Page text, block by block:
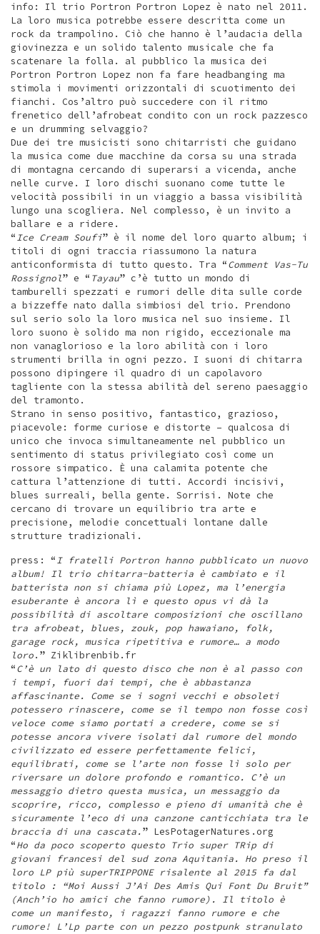
info: Il trio Portron Portron Lopez è nato nel 2011.
La loro musica potrebbe essere descritta come un
rock da trampolino. Ciò che hanno è l’audacia della
giovinezza e un solido talento musicale che fa
scatenare la folla. al pubblico la musica dei
Portron Portron Lopez non fa fare headbanging ma
stimola i movimenti orizzontali di scuotimento dei
fianchi. Cos’altro può succedere con il ritmo
frenetico dell’afrobeat condito con un rock pazzesco
e un drumming selvaggio?
Due dei tre musicisti sono chitarristi che guidano
la musica come due macchine da corsa su una strada
di montagna cercando di superarsi a vicenda, anche
nelle curve. I loro dischi suonano come tutte le
velocità possibili in un viaggio a bassa visibilità
lungo una scogliera. Nel complesso, è un invito a
ballare e a ridere.
“Ice Cream Soufi” è il nome del loro quarto album; i
titoli di ogni traccia riassumono la natura
anticonformista di tutto questo. Tra “Comment Vas-Tu
Rossignol” e “ Tayau” c’è tutto un mondo di
tamburelli spezzati e rumori delle dita sulle corde
a bizzeffe nato dalla simbiosi del trio. Prendono
sul serio solo la loro musica nel suo insieme. Il
loro suono è solido ma non rigido, eccezionale ma
non vanaglorioso e la loro abilità con i loro
strumenti brilla in ogni pezzo. I suoni di chitarra
possono dipingere il quadro di un capolavoro
tagliente con la stessa abilità del sereno paesaggio
del tramonto.
Strano in senso positivo, fantastico, grazioso,
piacevole: forme curiose e distorte – qualcosa di
unico che invoca simultaneamente nel pubblico un
sentimento di status privilegiato così come un
rossore simpatico. È una calamita potente che
cattura l’attenzione di tutti. Accordi incisivi,
blues surreali, bella gente. Sorrisi. Note che
cercano di trovare un equilibrio tra arte e
precisione, melodie concettuali lontane dalle
strutture tradizionali.
press: “I fratelli Portron hanno pubblicato un nuovo
album! Il trio chitarra-batteria è cambiato e il
batterista non si chiama più Lopez, ma l’energia
esuberante è ancora lì e questo opus vi dà la
possibilità di ascoltare composizioni che oscillano
tra afrobeat, blues, zouk, pop hawaiano, folk,
garage rock, musica ripetitiva e rumore… a modo
loro.” Ziklibrenbib.fr
“C’è un lato di questo disco che non è al passo con
i tempi, fuori dai tempi, che è abbastanza
affascinante. Come se i sogni vecchi e obsoleti
potessero rinascere, come se il tempo non fosse così
veloce come siamo portati a credere, come se si
potesse ancora vivere isolati dal rumore del mondo
civilizzato ed essere perfettamente felici,
equilibrati, come se l’arte non fosse lì solo per
riversare un dolore profondo e romantico. C’è un
messaggio dietro questa musica, un messaggio da
scoprire, ricco, complesso e pieno di umanità che è
sicuramente l’eco di una canzone canticchiata tra le
braccia di una cascata.” LesPotagerNatures.org
“Ho da poco scoperto questo Trio super TRip di
giovani francesi del sud zona Aquitania. Ho preso il
loro LP più superTRIPPONE risalente al 2015 fa dal
titolo : “Moi Aussi J’Ai Des Amis Qui Font Du Bruit”
(Anch’io ho amici che fanno rumore). Il titolo è
come un manifesto, i ragazzi fanno rumore e che
rumore! L’Lp parte con un pezzo postpunk stranulato